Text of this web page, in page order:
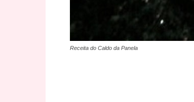
Receita do Caldo da Panela